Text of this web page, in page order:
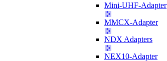
Mini-UHF-Adapter
MMCX-Adapter
NDX Adapters
NEX10-Adapter